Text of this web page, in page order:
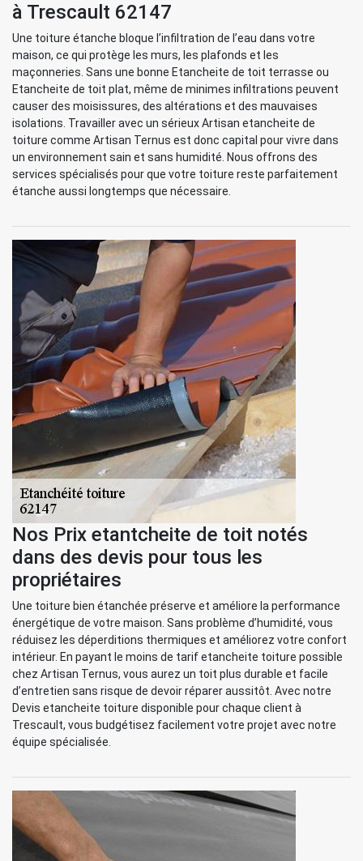
à Trescault 62147
Une toiture étanche bloque l’infiltration de l’eau dans votre
maison, ce qui protège les murs, les plafonds et les
maçonneries. Sans une bonne Etancheite de toit terrasse ou
Etancheite de toit plat, même de minimes infiltrations peuvent
causer des moisissures, des altérations et des mauvaises
isolations. Travailler avec un sérieux Artisan etancheite de
toiture comme Artisan Ternus est donc capital pour vivre dans
un environnement sain et sans humidité. Nous offrons des
services spécialisés pour que votre toiture reste parfaitement
étanche aussi longtemps que nécessaire.
Nos Prix etantcheite de toit notés
dans des devis pour tous les
propriétaires
Une toiture bien étanchée préserve et améliore la performance
énergétique de votre maison. Sans problème d’humidité, vous
réduisez les déperditions thermiques et améliorez votre confort
intérieur. En payant le moins de tarif etancheite toiture possible
chez Artisan Ternus, vous aurez un toit plus durable et facile
d’entretien sans risque de devoir réparer aussitôt. Avec notre
Devis etancheite toiture disponible pour chaque client à
Trescault, vous budgétisez facilement votre projet avec notre
équipe spécialisée.